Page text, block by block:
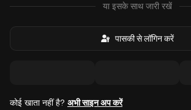
या इसके साथ जारी रखें
पासकी से लॉगिन करें
कोई खाता नहीं है? अभी साइन अप करें